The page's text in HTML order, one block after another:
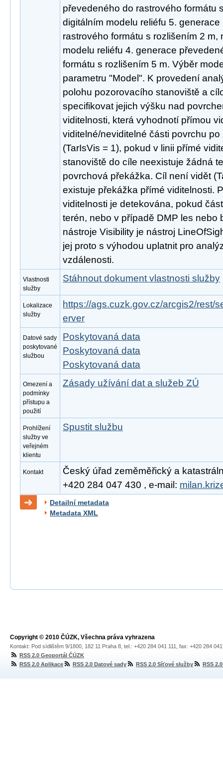
převedeného do rastrového formátu
digitálním modelu reliéfu 5.
rastrového formátu s rozlišením 2 m,
modelu reliéfu 4. generace
formátu s rozlišením 5 m. Výběr
parametru "Model". K provedení
polohu pozorovacího stanoviště a
specifikovat jejich výšku nad
viditelnosti, která vyhodnotí přímou
viditelné/neviditelné části povrchu
(TarIsVis = 1), pokud v linii přímé
stanoviště do cíle neexistuje žádná
povrchová překážka. Cíl není vidět
existuje překážka přímé viditelnosti.
viditelnosti je detekována, pokud
terén, nebo v případě DMP les nebo
nástroje Visibility je nástroj
jej proto s výhodou uplatnit pro
vzdálenosti.
Vlastnosti
služby
Stáhnout dokument vlastnosti služby
Lokalizace
služby
https://ags.cuzk.gov.cz/arcgis2/rest/
erver
Datové sady
poskytované
službou
Poskytovaná data
Poskytovaná data
Poskytovaná data
Omezení a
podmínky
přístupu a
použití
Zásady užívání dat a služeb ZÚ
Prohlížení
služby ve
veřejném
klientu
Spustit službu
Kontakt
Český úřad zeměměřický a
+420 284 047 430 , e-mail:
Detailní metadata
Metadata XML
Copyright © 2010 ČÚZK, Všechna práva vyhrazena
Kontakt: Pod sídlištěm 9/1800, 182 11 Praha 8, tel.: +420 284 041 111, fax: +420 284
RSS 2.0 Geoportál ČÚZK
RSS 2.0 Aplikace
RSS 2.0 Datové sady RSS 2.0 Síťové služby RSS